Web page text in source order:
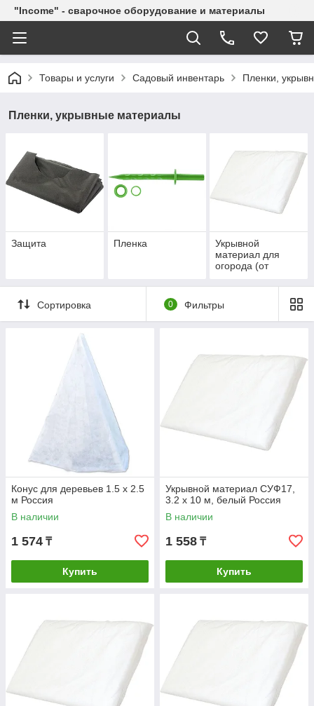
"Income" - сварочное оборудование и материалы
Товары и услуги Садовый инвентарь Пленки,
Пленки, укрывные материалы
Защита Пленка
Укрывной
материал для
огорода (от
сорняков, солнца)
Сортировка
0 Фильтры
Конус для деревьев 1.5 x 2.5
м Россия
В наличии
1 574 ₸
Купить
Укрывной материал СУФ17,
3.2 х 10 м, белый Россия
В наличии
1 558 ₸
Купить